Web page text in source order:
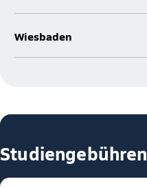
Wiesbaden
Studiengebühren